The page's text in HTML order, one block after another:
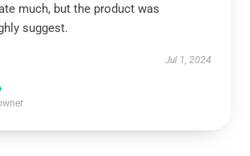
much, but the product was
suggest.
Jul 1, 2024